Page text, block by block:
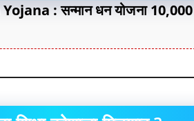
: सन्मान धन योजना 10,000